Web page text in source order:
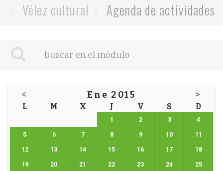
Vélez cultural
Agenda de actividades
< Ene 2015 >
L M X J V S D
1 2 3 4
5 6 7 8 9 10 11
12 13 14 15 16 17 18
19 20 21 22 23 24 25